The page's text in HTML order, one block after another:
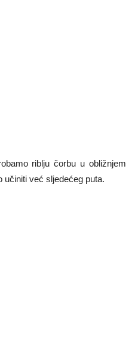
riblju čorbu u obližnjem
učiniti već sljedećeg puta.